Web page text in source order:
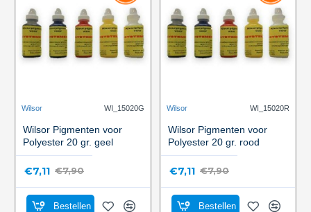
Wilsor WI_15020G
Wilsor Pigmenten voor
Polyester 20 gr. geel
€7,11 €7,90
Bestellen
Wilsor WI_15020R
Wilsor Pigmenten voor
Polyester 20 gr. rood
€7,11 €7,90
Bestellen